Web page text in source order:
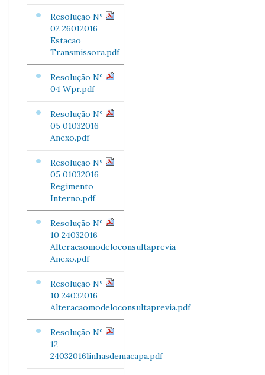
Resolução Nº
02 26012016
Estacao
Transmissora.pdf
Resolução Nº
04 Wpr.pdf
Resolução Nº
05 01032016
Anexo.pdf
Resolução Nº
05 01032016
Regimento
Interno.pdf
Resolução Nº
10 24032016
Alteracaomodeloconsultaprevia
Anexo.pdf
Resolução Nº
10 24032016
Alteracaomodeloconsultaprevia.pdf
Resolução Nº
12
24032016linhasdemacapa.pdf